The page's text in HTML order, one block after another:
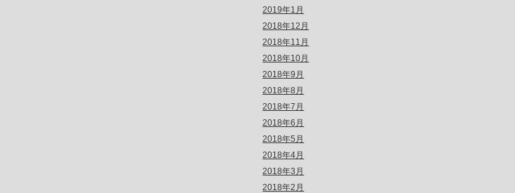
2019年1月
2018年12月
2018年11月
2018年10月
2018年9月
2018年8月
2018年7月
2018年6月
2018年5月
2018年4月
2018年3月
2018年2月